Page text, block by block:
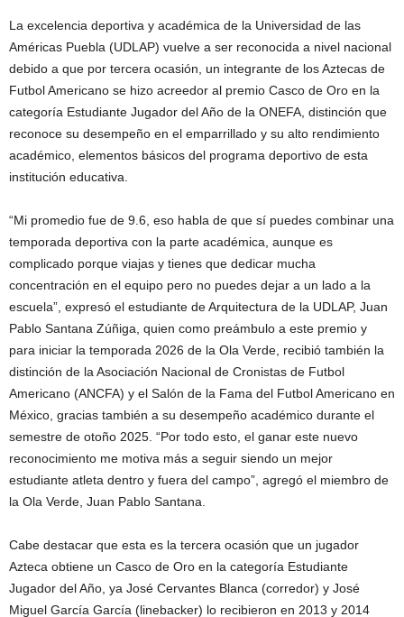
La excelencia deportiva y académica de la Universidad de las
Américas Puebla (UDLAP) vuelve a ser reconocida a nivel nacional
debido a que por tercera ocasión, un integrante de los Aztecas de
Futbol Americano se hizo acreedor al premio Casco de Oro en la
categoría Estudiante Jugador del Año de la ONEFA, distinción que
reconoce su desempeño en el emparrillado y su alto rendimiento
académico, elementos básicos del programa deportivo de esta
institución educativa.
“Mi promedio fue de 9.6, eso habla de que sí puedes combinar una
temporada deportiva con la parte académica, aunque es
complicado porque viajas y tienes que dedicar mucha
concentración en el equipo pero no puedes dejar a un lado a la
escuela”, expresó el estudiante de Arquitectura de la UDLAP, Juan
Pablo Santana Zúñiga, quien como preámbulo a este premio y
para iniciar la temporada 2026 de la Ola Verde, recibió también la
distinción de la Asociación Nacional de Cronistas de Futbol
Americano (ANCFA) y el Salón de la Fama del Futbol Americano en
México, gracias también a su desempeño académico durante el
semestre de otoño 2025. “Por todo esto, el ganar este nuevo
reconocimiento me motiva más a seguir siendo un mejor
estudiante atleta dentro y fuera del campo”, agregó el miembro de
la Ola Verde, Juan Pablo Santana.
Cabe destacar que esta es la tercera ocasión que un jugador
Azteca obtiene un Casco de Oro en la categoría Estudiante
Jugador del Año, ya José Cervantes Blanca (corredor) y José
Miguel García García (linebacker) lo recibieron en 2013 y 2014